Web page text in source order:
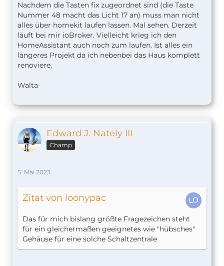
Nachdem die Tasten fix zugeordnet sind (die Taste
Nummer 48 macht das Licht 17 an) muss man nicht
alles über homekit laufen lassen. Mal sehen. Derzeit
läuft bei mir ioBroker. Vielleicht krieg ich den
HomeAssistant auch noch zum laufen. Ist alles ein
längeres Projekt da ich nebenbei das Haus komplett
renoviere.
Walta
Edward J. Nately III
Champ
5. Mai 2023
Zitat von loonypac
Das für mich bislang größte Fragezeichen steht
für ein gleichermaßen geeignetes wie "hübsches"
Gehäuse für eine solche Schaltzentrale